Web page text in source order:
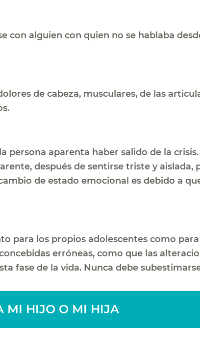
con alguien con quien no se hablaba
de cabeza, musculares, de las
aparenta haber salido de la
después de sentirse triste y aislada,
de estado emocional es debido a
para los propios adolescentes como
erróneas, como que las
fase de la vida. Nunca debe
MI HIJO O MI HIJA